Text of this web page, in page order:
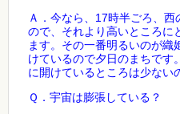
Ａ．今なら、17時半ごろ、
ので、それより高いところに
ます。その一番明るいのが織
けているので夕日のまちです
に開けているところは少ない
Ｑ．宇宙は膨張している？